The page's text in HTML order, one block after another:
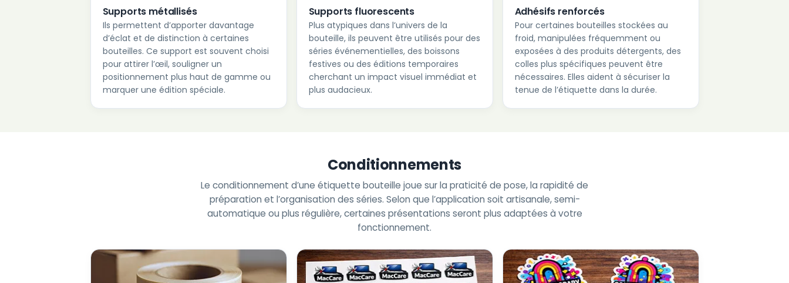
Supports métallisés
Ils permettent d’apporter davantage
d’éclat et de distinction à certaines
bouteilles. Ce support est souvent choisi
pour attirer l’œil, souligner un
positionnement plus haut de gamme ou
marquer une édition spéciale.
Supports fluorescents
Plus atypiques dans l’univers de la
bouteille, ils peuvent être utilisés pour des
séries événementielles, des boissons
festives ou des éditions temporaires
cherchant un impact visuel immédiat et
plus audacieux.
Adhésifs renforcés
Pour certaines bouteilles stockées au
froid, manipulées fréquemment ou
exposées à des produits détergents, des
colles plus spécifiques peuvent être
nécessaires. Elles aident à sécuriser la
tenue de l’étiquette dans la durée.
Conditionnements
Le conditionnement d’une étiquette bouteille joue sur la praticité de pose, la rapidité de
préparation et l’organisation des séries. Selon que l’application soit artisanale, semi-
automatique ou plus régulière, certaines présentations seront plus adaptées à votre
fonctionnement.